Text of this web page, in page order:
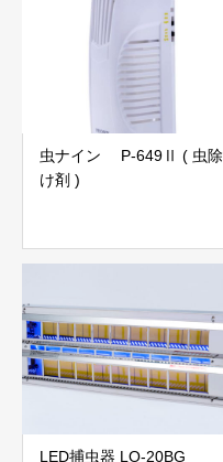
虫ナイン P-649Ⅱ ( 虫除
け剤 )
LED捕虫器 LO-20BG